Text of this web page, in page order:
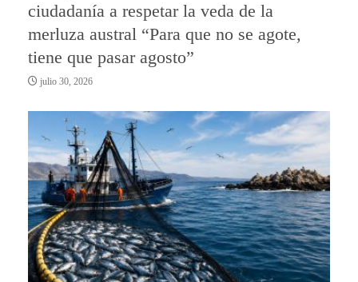
ciudadanía a respetar la veda de la
merluza austral “Para que no se agote,
tiene que pasar agosto”
julio 30, 2026